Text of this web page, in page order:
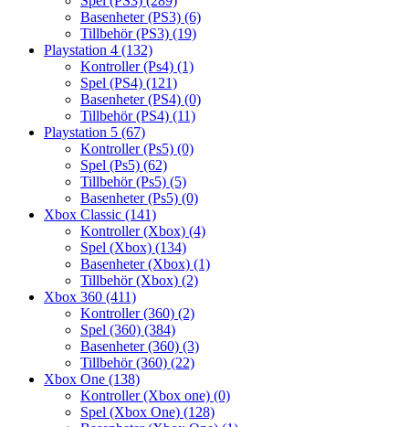
Basenheter (PS3) (6)
Tillbehör (PS3) (19)
Playstation 4 (132)
Kontroller (Ps4) (1)
Spel (PS4) (121)
Basenheter (PS4) (0)
Tillbehör (PS4) (11)
Playstation 5 (67)
Kontroller (Ps5) (0)
Spel (Ps5) (62)
Tillbehör (Ps5) (5)
Basenheter (Ps5) (0)
Xbox Classic (141)
Kontroller (Xbox) (4)
Spel (Xbox) (134)
Basenheter (Xbox) (1)
Tillbehör (Xbox) (2)
Xbox 360 (411)
Kontroller (360) (2)
Spel (360) (384)
Basenheter (360) (3)
Tillbehör (360) (22)
Xbox One (138)
Kontroller (Xbox one) (0)
Spel (Xbox One) (128)